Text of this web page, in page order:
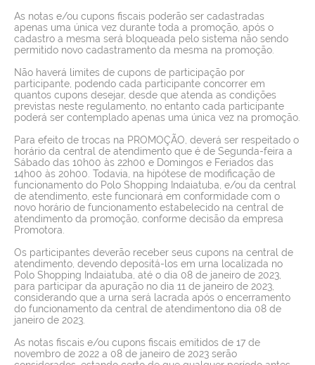
As notas e/ou cupons fiscais poderão ser cadastradas
apenas uma única vez durante toda a promoção, após o
cadastro a mesma será bloqueada pelo sistema não sendo
permitido novo cadastramento da mesma na promoção.
Não haverá limites de cupons de participação por
participante, podendo cada participante concorrer em
quantos cupons desejar, desde que atenda as condições
previstas neste regulamento, no entanto cada participante
poderá ser contemplado apenas uma única vez na promoção.
Para efeito de trocas na PROMOÇÃO, deverá ser respeitado o
horário da central de atendimento que é de Segunda-feira a
Sábado das 10h00 às 22h00 e Domingos e Feriados das
14h00 às 20h00. Todavia, na hipótese de modificação de
funcionamento do Polo Shopping Indaiatuba, e/ou da central
de atendimento, este funcionará em conformidade com o
novo horário de funcionamento estabelecido na central de
atendimento da promoção, conforme decisão da empresa
Promotora.
Os participantes deverão receber seus cupons na central de
atendimento, devendo depositá-los em urna localizada no
Polo Shopping Indaiatuba, até o dia 08 de janeiro de 2023,
para participar da apuração no dia 11 de janeiro de 2023,
considerando que a urna será lacrada após o encerramento
do funcionamento da central de atendimentono dia 08 de
janeiro de 2023.
As notas fiscais e/ou cupons fiscais emitidos de 17 de
novembro de 2022 a 08 de janeiro de 2023 serão